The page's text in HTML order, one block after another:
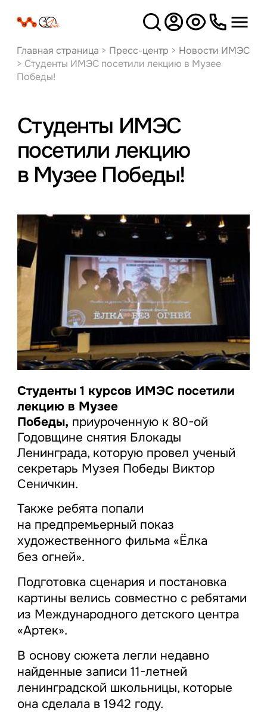
Версия
для слабовидящих
Главная страница > Пресс-центр > Новости ИМЭС
> Студенты ИМЭС посетили лекцию в Музее
Победы!
Студенты ИМЭС
посетили лекцию
в Музее Победы!
Студенты 1 курсов ИМЭС посетили
лекцию в Музее
Победы, приуроченную к 80-ой
Годовщине снятия Блокады
Ленинграда, которую провел ученый
секретарь Музея Победы Виктор
Сеничкин.
Также ребята попали
на предпремьерный показ
художественного фильма «Ёлка
без огней».
Подготовка сценария и постановка
картины велись совместно с ребятами
из Международного детского центра
«Артек».
В основу сюжета легли недавно
найденные записи 11-летней
ленинградской школьницы, которые
она сделала в 1942 году.